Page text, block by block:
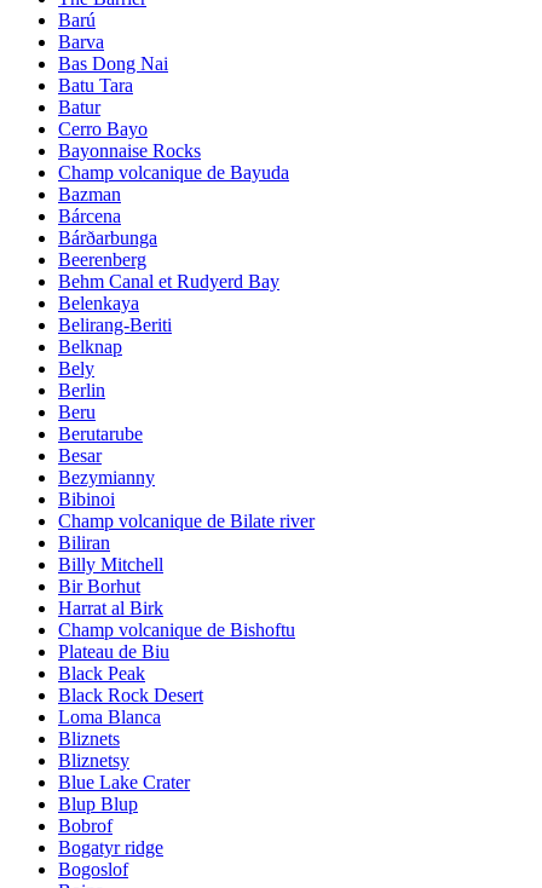
Barú
Barva
Bas Dong Nai
Batu Tara
Batur
Cerro Bayo
Bayonnaise Rocks
Champ volcanique de Bayuda
Bazman
Bárcena
Bárðarbunga
Beerenberg
Behm Canal et Rudyerd Bay
Belenkaya
Belirang-Beriti
Belknap
Bely
Berlin
Beru
Berutarube
Besar
Bezymianny
Bibinoi
Champ volcanique de Bilate river
Biliran
Billy Mitchell
Bir Borhut
Harrat al Birk
Champ volcanique de Bishoftu
Plateau de Biu
Black Peak
Black Rock Desert
Loma Blanca
Bliznets
Bliznetsy
Blue Lake Crater
Blup Blup
Bobrof
Bogatyr ridge
Bogoslof